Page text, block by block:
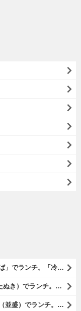
久しぶりに『文殊 浅草店』の「冷しきつねそば」でランチ。「冷しきつめそば」のうまさは甘さである。 あたしは思い出していたのだ。この甘さのせいで「きつねそば」を敬遠していたのか、と。 でも、うまかったのだよ（笑）。（文殊 浅草店：浅草一丁目：浅草地下街）
『琴富貴』の「カレーライスセット」（冷したぬき）でランチ。所謂「蕎麦屋のカレー」と『琴富貴』の夏の定番「冷したぬき」である。勿論、これはダブルでうまいのだよ（笑）。（琴富貴：墨田区吾妻橋1）
『松屋 本所吾妻橋店』で「ローストビーフ」（並盛）でランチ。「ローストビーフ」は2つのソースが掛かっている。オリジナルソースとレフォールソースだ。 はたしていかなるものなのかと期待しながら待てば、それは確りとうまかったのだよ（笑）。（松屋 本所吾妻橋店：墨田区吾妻橋三）